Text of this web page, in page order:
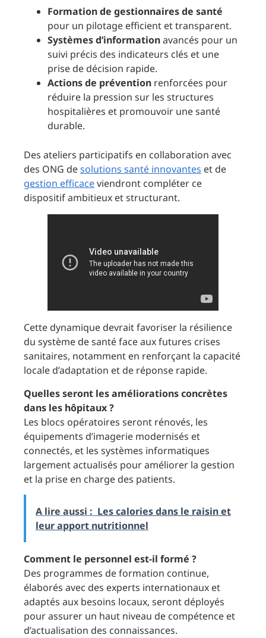
Formation de gestionnaires de santé
pour un pilotage efficient et transparent.
Systèmes d’informationavancés pour un
suivi précis des indicateurs clés et une
prise de décision rapide.
Actions de prévention renforcées pour
réduire la pression sur les structures
hospitalières et promouvoir une santé
durable.
Des ateliers participatifs en collaboration avec
des ONG desolutions santé innovantes et de
gestion efficaceviendront compléter ce
dispositif ambitieux et structurant.
Cette dynamique devrait favoriser la résilience
du système de santé face aux futures crises
sanitaires, notamment en renforçant la capacité
locale d’adaptation et de réponse rapide.
Quelles seront les améliorations concrètes
dans les hôpitaux ?
Les blocs opératoires seront rénovés, les
équipements d’imagerie modernisés et
connectés, et les systèmes informatiques
largement actualisés pour améliorer la gestion
et la prise en charge des patients.
A lire aussi : Les calories dans le raisin et
leur apport nutritionnel
Comment le personnel est-il formé ?
Des programmes de formation continue,
élaborés avec des experts internationaux et
adaptés aux besoins locaux, seront déployés
pour assurer un haut niveau de compétence et
d’actualisation des connaissances.